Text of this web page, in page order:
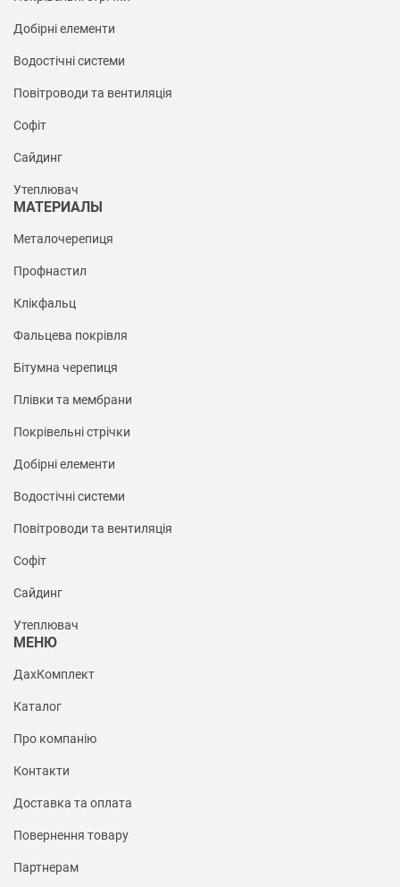
Добірні елементи
Водостічні системи
Повітроводи та вентиляція
Софіт
Сайдинг
Утеплювач
МАТЕРИАЛЫ
Металочерепиця
Профнастил
Клікфальц
Фальцева покрівля
Бітумна черепиця
Плівки та мембрани
Покрівельні стрічки
Добірні елементи
Водостічні системи
Повітроводи та вентиляція
Софіт
Сайдинг
Утеплювач
МЕНЮ
ДахКомплект
Каталог
Про компанію
Контакти
Доставка та оплата
Повернення товару
Партнерам